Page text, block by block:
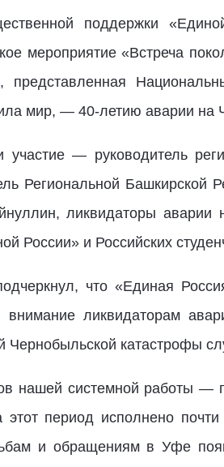
поддержки
мероприятие «Встреча
представленная
мир, — 40-летию аварии
участие — руководитель
Региональной Башкирской
ликвидаторы
России» и Российских
что «Единая
внимание ликвидаторам
Чернобыльской катастрофы
нашей системной работы —
этот период исполнено
и обращениям в Уфе